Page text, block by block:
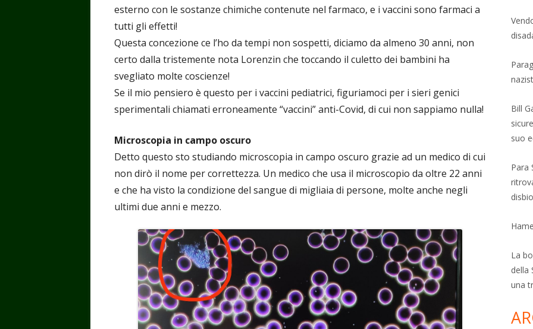
esterno con le sostanze chimiche contenute nel farmaco, e i vaccini sono farmaci a
tutti gli effetti!
Questa concezione ce l’ho da tempi non sospetti, diciamo da almeno 30 anni, non
certo dalla tristemente nota Lorenzin che toccando il culetto dei bambini ha
svegliato molte coscienze!
Se il mio pensiero è questo per i vaccini pediatrici, figuriamoci per i sieri genici
sperimentali chiamati erroneamente “vaccini” anti-Covid, di cui non sappiamo nulla!
Microscopia in campo oscuro
Detto questo sto studiando microscopia in campo oscuro grazie ad un medico di cui
non dirò il nome per correttezza. Un medico che usa il microscopio da oltre 22 anni
e che ha visto la condizione del sangue di migliaia di persone, molte anche negli
ultimi due anni e mezzo.
Bill
suo
Para
La
della
una